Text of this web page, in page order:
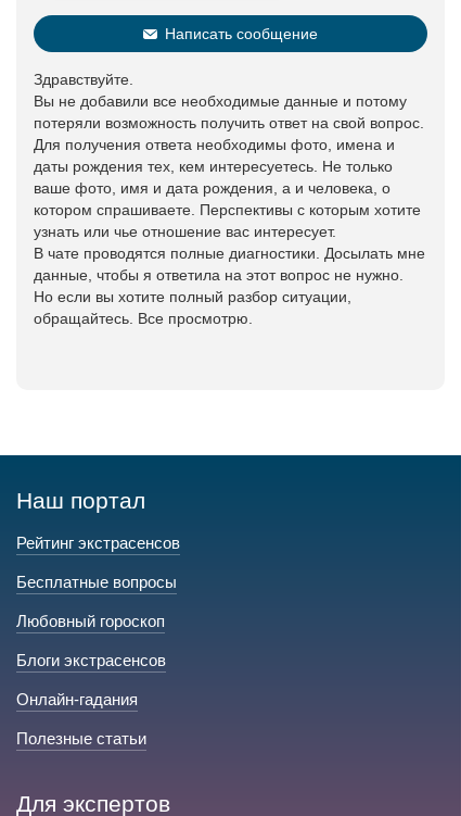
Написать сообщение
Здравствуйте.
Вы не добавили все необходимые данные и потому
потеряли возможность получить ответ на свой вопрос.
Для получения ответа необходимы фото, имена и
даты рождения тех, кем интересуетесь. Не только
ваше фото, имя и дата рождения, а и человека, о
котором спрашиваете. Перспективы с которым хотите
узнать или чье отношение вас интересует.
В чате проводятся полные диагностики. Досылать мне
данные, чтобы я ответила на этот вопрос не нужно.
Но если вы хотите полный разбор ситуации,
обращайтесь. Все просмотрю.
Наш портал
Рейтинг экстрасенсов
Бесплатные вопросы
Любовный гороскоп
Блоги экстрасенсов
Онлайн-гадания
Полезные статьи
Для экспертов